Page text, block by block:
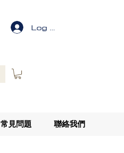
Log In
常見問題 聯絡我們